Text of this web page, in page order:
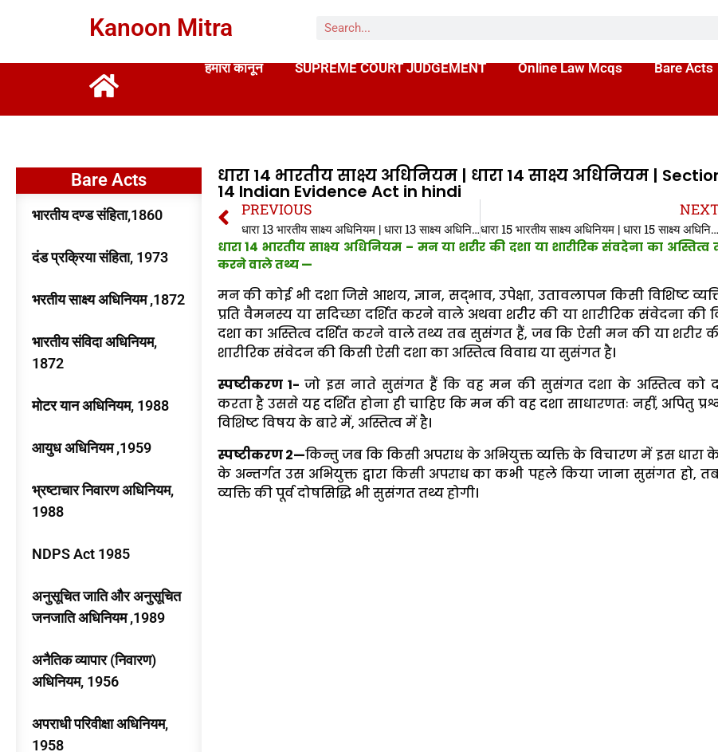
Kanoon Mitra
हमारा कानून SUPREME COURT JUDGEMENT Online Law Mcqs Bare Acts
Bare Acts
भारतीय दण्ड संहिता,1860
दंड प्रक्रिया संहिता, 1973
भरतीय साक्ष्य अधिनियम ,1872
भारतीय संविदा अधिनियम,
1872
मोटर यान अधिनियम, 1988
आयुध अधिनियम ,1959
भ्रष्टाचार निवारण अधिनियम,
1988
NDPS Act 1985
अनुसूचित जाति और अनुसूचित
जनजाति अधिनियम ,1989
अनैतिक व्यापार (निवारण)
अधिनियम, 1956
अपराधी परिवीक्षा अधिनियम,
1958
धारा 14 भारतीय साक्ष्य अधिनियम | धारा 14 साक्ष्य अधिनियम |
14 Indian Evidence Act in hindi
PREVIOUS
धारा 13 भारतीय साक्ष्य अधिनियम | धारा 13 साक्ष्य अधिनियम | Section 13 Indian Evidence Act in hindi धारा 15 भारतीय साक्ष्य अधिनियम | धारा 15 साक्ष्य अधिनियम | Section 15 Indian Evidence Act in hindi
धारा 14 भारतीय साक्ष्य अधिनियम – मन या शरीर की दशा या शारीरिक संवदेना का अस्तित्व
करने वाले तथ्य —
मन की कोई भी दशा जिसे आशय, ज्ञान, सद्भाव, उपेक्षा, उतावलापन किसी विशिष्ट
प्रति वैमनस्य या सदिच्छा दर्शित करने वाले अथवा शरीर की या शारीरिक संवेदना की
दशा का अस्तित्व दर्शित करने वाले तथ्य तब सुसंगत हैं, जब कि ऐसी मन की या शरीर
शारीरिक संवेदन की किसी ऐसी दशा का अस्तित्व विवाद्य या सुसंगत है।
स्पष्टीकरण 1- जो इस नाते सुसंगत हैं कि वह मन की सुसंगत दशा के अस्तित्व को
करता है उससे यह दर्शित होना ही चाहिए कि मन की वह दशा साधारणतः नहीं, अपितु
विशिष्ट विषय के बारे में, अस्तित्व में है।
स्पष्टीकरण 2—किन्तु जब कि किसी अपराध के अभियुक्त व्यक्ति के विचारण में इस धारा
के अन्तर्गत उस अभियुक्त द्वारा किसी अपराध का कभी पहले किया जाना सुसंगत हो,
व्यक्ति की पूर्व दोषसिद्धि भी सुसंगत तथ्य होगी।